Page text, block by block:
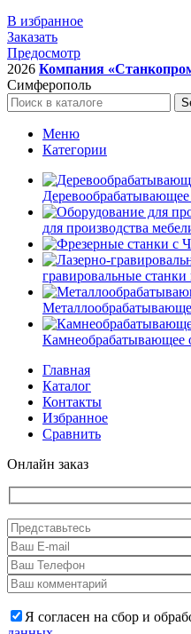
В избранное
Заказать
Предосмотр
2026 Компания
Симферополь
Меню
Категории
для производства
гравировальные
Камнеобрабатывающее
Главная
Каталог
Контакты
Избранное
Сравнить
Онлайн заказ
Я согласен на сбор и